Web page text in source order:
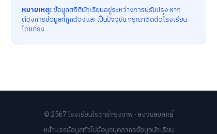
หมายเหตุ:ข้อมูลสถิตินักเรียนอยู่ระหว่างการปรับปรุง หาก
ต้องการข้อมูลที่ถูกต้องและเป็นปัจจุบัน กรุณาติดต่อโรงเรียน
โดยตรง
© 2567 โรงเรียนโรตารี่กรุงเทพ · สงวนลิขสิทธิ์
หน้าแรกข้อมูลทั่วไปข้อมูลบุคลากรข้อมูลนักเรียน